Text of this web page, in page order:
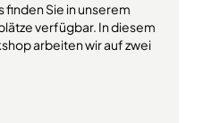
Sie in unserem
verfügbar. In diesem
arbeiten wir auf zwei